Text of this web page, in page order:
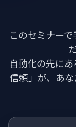
このセミナー
自動化の先に
信頼」が、あな